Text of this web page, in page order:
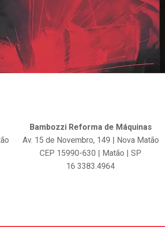
Bambozzi Reforma de Máquinas
Av. 15 de Novembro, 149 | Nova Matão
CEP 15990-630 | Matão | SP
16 3383.4964